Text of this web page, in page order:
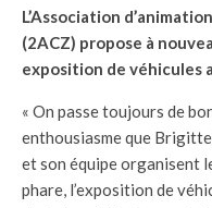
L’Association
(2ACZ) propose à
exposition de véhicules
« On passe toujours de
enthousiasme que
et son équipe organisent
phare, l’exposition de